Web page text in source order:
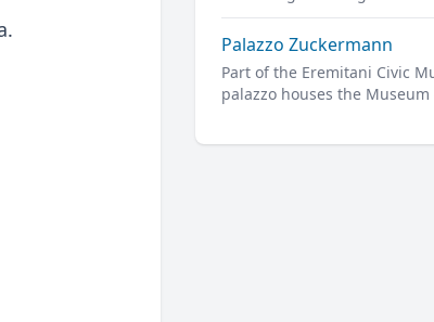
The Arena ruins are now
dell'Arena park.
Palazzo Zuckermann
Part of the Eremitani Civic
palazzo houses the